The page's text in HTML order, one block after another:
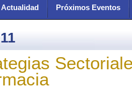
Actualidad Próximos Eventos